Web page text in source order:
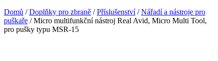
Domů /Doplňky pro zbraně /Příslušenství/Nářadí a nástroje pro
puškaře / Micro multifunkční nástroj Real Avid, Micro Multi Tool,
pro pušky typu MSR-15